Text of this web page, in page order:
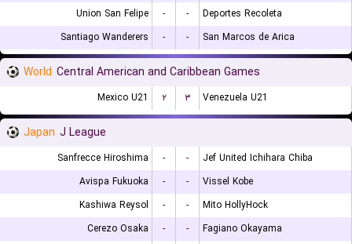
Union San Felipe
- -
Deportes Recoleta
Santiago Wanderers
- - San Marcos de Arica
World Central American and Caribbean Games
Mexico U21 ۲ ۳ Venezuela U21
Japan J League
Sanfrecce Hiroshima - -
Jef United Ichihara Chiba
Avispa Fukuoka
- -
Vissel Kobe
Kashiwa Reysol
- -
Mito HollyHock
Cerezo Osaka
- -
Fagiano Okayama